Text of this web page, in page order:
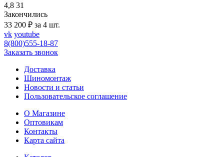
4,8 31
Закончились
33 200 ₽ за 4 шт.
vk youtube
8(800)555-18-87
Заказать звонок
Доставка
Шиномонтаж
Новости и статьи
Пользовательское соглашение
О Магазине
Оптовикам
Контакты
Карта сайта